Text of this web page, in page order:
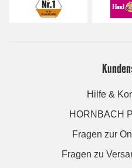
Hilfe &
HORNBACH
Fragen zur
Fragen zu